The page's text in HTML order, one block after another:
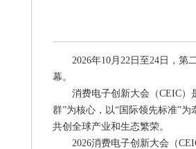
2026年10月22日至24日，第
幕。
消费电子创新大会（CEIC）
群”为核心，以“国际领先标准”
共创全球产业和生态繁荣。
2026消费电子创新大会（